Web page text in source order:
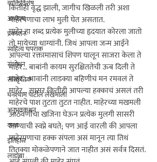
व्यक्तिविशेष
अध्यात्म
प्रकाशन
साहित्य चपराक
संशोधन
सांस्कृतिक
घनश्याम पाटील लेखमाला
अनुभवकथन
कथा
इतिहास
लाडोबा
कितीही वृद्ध झाली, जागीच खिळली तरी अशा
माहेरपणाचा लाभ मुली घेत असतात.
माहेर हा शब्द प्रत्येक मुलीच्या हृदयात कोरला जातो
तो मायेच्या धाग्यांनी. जिथं आपला जन्म आईने
आपल्या रक्तामासाचं शिंपण घालून साजरा केला ते
माहेर... बाबांनी कायम सुरक्षिततेची ऊब दिली ते
माहेर... भावांनी लाडक्या बहिणीचं मन रमवलं ते
माहेर... सासर कितीही आपल्या हक्काचं असलं तरी
माहेरचे पाश तुटता तुटत नाहीत. माहेरच्या मखमली
आठवणींचा खजिना घेऊन प्रत्येक मुलगी सासरी
जाण्याची स्वप्ने बघते; पण आई वारली की आपला
माहेरपणाचा हक्क संपला असं मानून त्या तिथं
तितक्या मोकळेपणाने जात नाहीत असं सर्वत्र दिसतं.